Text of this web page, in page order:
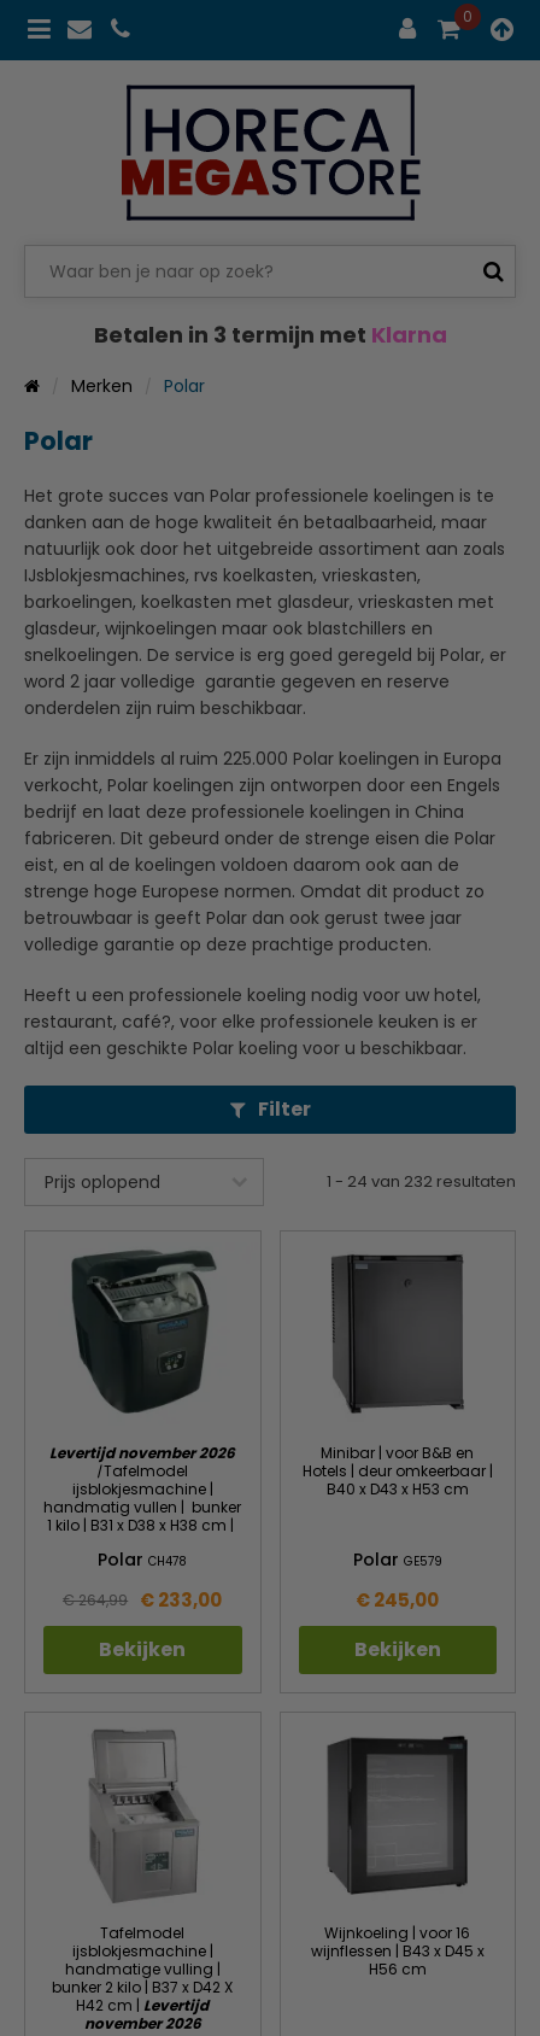
0
Betalen in 3 termijn met Klarna
Merken Polar
Polar
Het grote succes van Polar professionele koelingen is te
danken aan de hoge kwaliteit én betaalbaarheid, maar
natuurlijk ook door het uitgebreide assortiment aan zoals
IJsblokjesmachines, rvs koelkasten, vrieskasten,
barkoelingen, koelkasten met glasdeur, vrieskasten met
glasdeur, wijnkoelingen maar ook blastchillers en
snelkoelingen. De service is erg goed geregeld bij Polar, er
word 2 jaar volledige garantie gegeven en reserve
onderdelen zijn ruim beschikbaar.
Er zijn inmiddels al ruim 225.000 Polar koelingen in Europa
verkocht, Polar koelingen zijn ontworpen door een Engels
bedrijf en laat deze professionele koelingen in China
fabriceren. Dit gebeurd onder de strenge eisen die Polar
eist, en al de koelingen voldoen daarom ook aan de
strenge hoge Europese normen. Omdat dit product zo
betrouwbaar is geeft Polar dan ook gerust twee jaar
volledige garantie op deze prachtige producten.
Heeft u een professionele koeling nodig voor uw hotel,
restaurant, café?, voor elke professionele keuken is er
altijd een geschikte Polar koeling voor u beschikbaar.
Filter
1 - 24 van 232 resultaten
Levertijd november 2026
|Tafelmodel
ijsblokjesmachine |
handmatig vullen | bunker
1 kilo | B31 x D38 x H38 cm |
PolarCH478
€ 264,99 € 233,00
Bekijken
Minibar | voor B&B en
Hotels | deur omkeerbaar |
B40 x D43 x H53 cm
Polar GE579
€ 245,00
Bekijken
Tafelmodel
ijsblokjesmachine |
handmatige vulling |
bunker 2 kilo | B37 x D42 X
H42 cm | Levertijd
november 2026
Wijnkoeling | voor 16
wijnflessen | B43 x D45 x
H56 cm